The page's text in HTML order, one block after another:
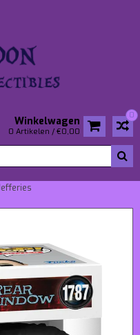
0
Winkelwagen
0 Artikelen / €0,00